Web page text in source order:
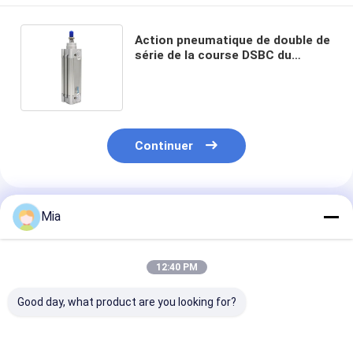
Action pneumatique de double de
série de la course DSBC du
Continuer
Produits Recommandés
Mia
12:40 PM
Good day, what product are you looking for?